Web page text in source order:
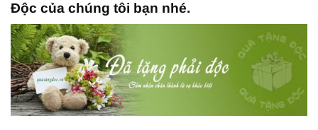
Độc của chúng tôi bạn nhé.